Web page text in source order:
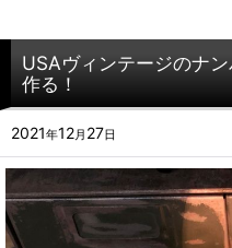
USAヴィンテージのナ
作る！
2021年12月 27日